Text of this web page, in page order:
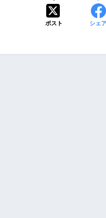
ポスト シェ